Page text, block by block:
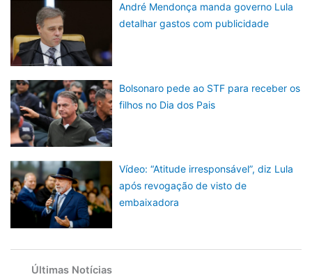
André Mendonça manda governo Lula
detalhar gastos com publicidade
Bolsonaro pede ao STF para receber os
filhos no Dia dos Pais
Vídeo: “Atitude irresponsável”, diz Lula
após revogação de visto de
embaixadora
Últimas Notícias